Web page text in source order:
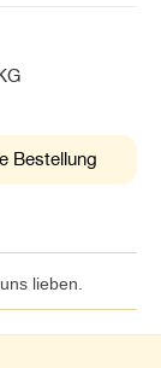
Bestellung
lieben.